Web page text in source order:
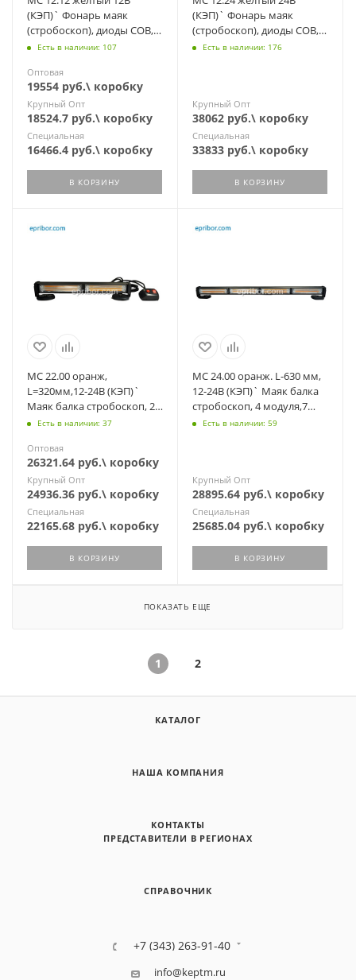
(КЭП)` Фонарь маяк
(стробоскоп), диоды COB, 7
режимов, дорожная и
Есть в наличии: 107
Оптовая
19554 руб.\ коробку
Крупный Опт
18524.7 руб.\ коробку
Специальная
16466.4 руб.\ коробку
В КОРЗИНУ
(КЭП)` Фонарь маяк
(стробоскоп), диоды COB, 7
режимов, дорожная и
Есть в наличии: 176
Крупный Опт
38062 руб.\ коробку
Специальная
33833 руб.\ коробку
В КОРЗИНУ
МС 22.00 оранж,
L=320мм,12-24В (КЭП)`
Маяк балка стробоскоп, 2
модуля, 7 режимов,
Есть в наличии: 37
Оптовая
26321.64 руб.\ коробку
Крупный Опт
24936.36 руб.\ коробку
Специальная
22165.68 руб.\ коробку
В КОРЗИНУ
МС 24.00 оранж. L-630 мм,
12-24В (КЭП)` Маяк балка
стробоскоп, 4 модуля,7
режимов, магнит/
Есть в наличии: 59
Крупный Опт
28895.64 руб.\ коробку
Специальная
25685.04 руб.\ коробку
В КОРЗИНУ
ПОКАЗАТЬ ЕЩЕ
1 2
КАТАЛОГ
НАША КОМПАНИЯ
КОНТАКТЫ
ПРЕДСТАВИТЕЛИ В РЕГИОНАХ
СПРАВОЧНИК
+7 (343) 263-91-40
info@keptm.ru